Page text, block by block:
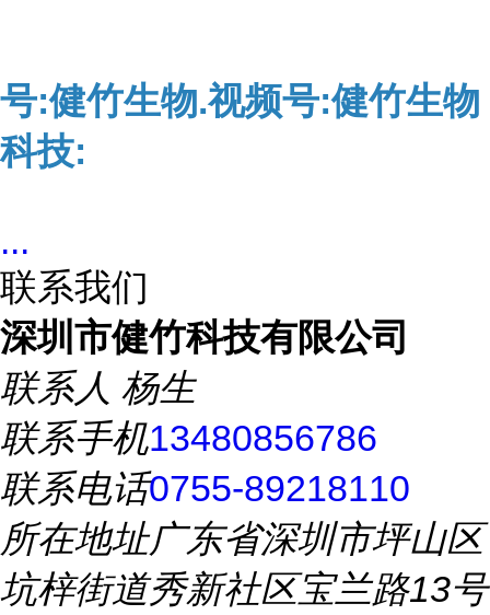
号:健竹生物.视频号:健竹生物
科技:
...
联系我们
深圳市健竹科技有限公司
联系人 杨生
联系手机13480856786
联系电话0755-89218110
所在地址广东省深圳市坪山区
坑梓街道秀新社区宝兰路13号